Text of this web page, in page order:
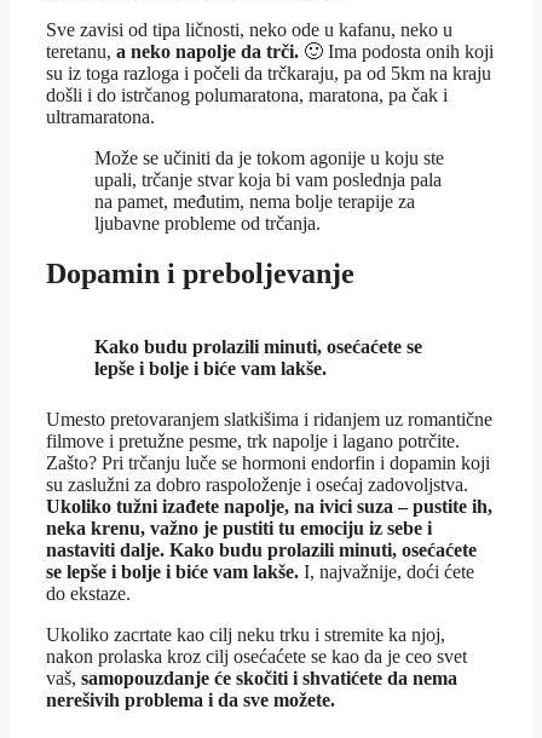
Sve zavisi od tipa ličnosti, neko ode u kafanu, neko u
teretanu, a neko napolje da trči. 🙂 Ima podosta onih koji
su iz toga razloga i počeli da trčkaraju, pa od 5km na kraju
došli i do istrčanog polumaratona, maratona, pa čak i
ultramaratona.
Može se učiniti da je tokom agonije u koju ste
upali, trčanje stvar koja bi vam poslednja pala
na pamet, međutim, nema bolje terapije za
ljubavne probleme od trčanja.
Dopamin i preboljevanje
Kako budu prolazili minuti, osećaćete se
lepše i bolje i biće vam lakše.
Umesto pretovaranjem slatkišima i ridanjem uz romantične
filmove i pretužne pesme, trk napolje i lagano potrčite.
Zašto? Pri trčanju luče se hormoni endorfin i dopamin koji
su zaslužni za dobro raspoloženje i osećaj zadovoljstva.
Ukoliko tužni izađete napolje, na ivici suza – pustite ih,
neka krenu, važno je pustiti tu emociju iz sebe i
nastaviti dalje. Kako budu prolazili minuti, osećaćete
se lepše i bolje i biće vam lakše. I, najvažnije, doći ćete
do ekstaze.
Ukoliko zacrtate kao cilj neku trku i stremite ka njoj,
nakon prolaska kroz cilj osećaćete se kao da je ceo svet
vaš, samopouzdanje će skočiti i shvatićete da nema
nerešivih problema i da sve možete.